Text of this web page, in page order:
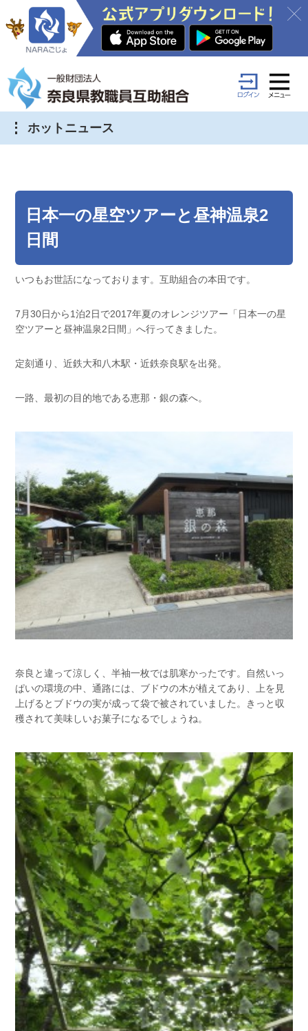
ホットニュース
日本一の星空ツアーと昼神温泉2
日間
いつもお世話になっております。互助組合の本田です。
7月30日から1泊2日で2017年夏のオレンジツアー「日本一の星
空ツアーと昼神温泉2日間」へ行ってきました。
定刻通り、近鉄大和八木駅・近鉄奈良駅を出発。
一路、最初の目的地である恵那・銀の森へ。
奈良と違って涼しく、半袖一枚では肌寒かったです。自然いっ
ぱいの環境の中、通路には、ブドウの木が植えてあり、上を見
上げるとブドウの実が成って袋で被されていました。きっと収
穫されて美味しいお菓子になるでしょうね。